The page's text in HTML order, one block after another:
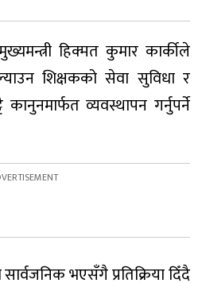
हिक्मत कुमार कार्कीले
शिक्षकको सेवा सुविधा र
कानुनमार्फत व्यवस्थापन गर्नुपर्ने
भएसँगै प्रतिक्रिया दिँदै